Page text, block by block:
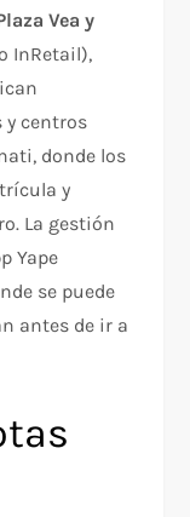
Vea y
InRetail),
y centros
donde los
y
La gestión
Yape
se puede
antes de ir a